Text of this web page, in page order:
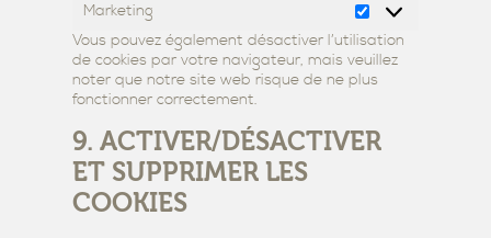
Marketing Marketing
Vous pouvez également désactiver l’utilisation
de cookies par votre navigateur, mais veuillez
noter que notre site web risque de ne plus
fonctionner correctement.
9. ACTIVER/DÉSACTIVER
ET SUPPRIMER LES
COOKIES